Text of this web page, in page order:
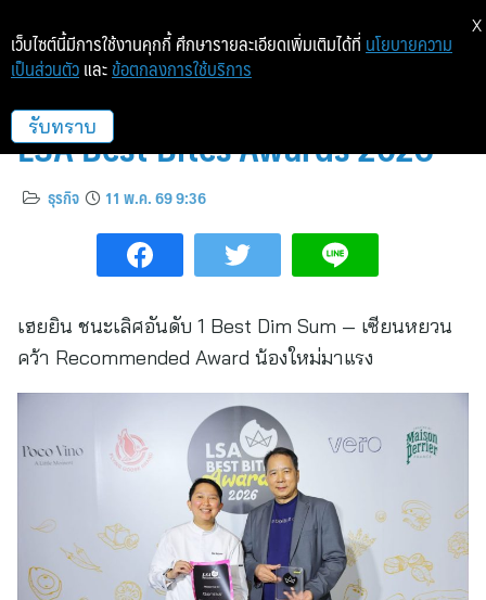
อิมแพ็คคว้า 2 รางวัลใหญ่จากเวที
LSA Best Bites Awards 2026
ธุรกิจ 11 พ.ค. 69 9:36
เฮยยิน ชนะเลิศอันดับ 1 Best Dim Sum — เซียนหยวน
คว้า Recommended Award น้องใหม่มาแรง
เว็บไซต์นี้มีการใช้งานคุกกี้ ศึกษารายละเอียดเพิ่มเติมได้ที่ นโยบายความ
เป็นส่วนตัว และ ข้อตกลงการใช้บริการ
รับทราบ
X